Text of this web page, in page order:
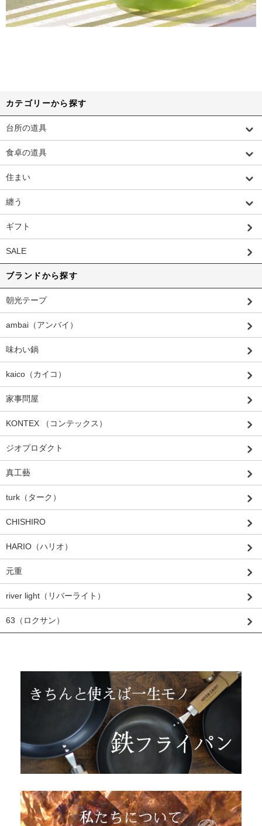
カテゴリーから探す
台所の道具
食卓の道具
住まい
纏う
ギフト
SALE
ブランドから探す
朝光テープ
ambai（アンバイ）
味わい鍋
kaico（カイコ）
家事問屋
KONTEX （コンテックス）
ジオプロダクト
真工藝
turk（ターク）
CHISHIRO
HARIO（ハリオ）
元重
river light（リバーライト）
63（ロクサン）